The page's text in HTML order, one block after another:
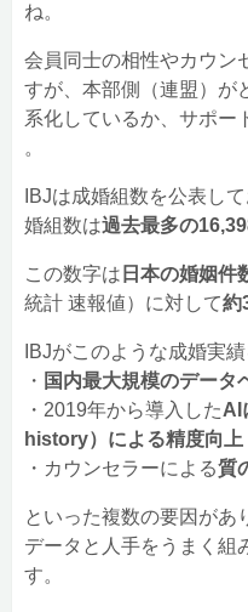
ね。
会員同士の相性やカウン
すが、本部側（連盟）が
系化しているか、サポー
。
IBJは成婚組数を公表し
婚組数は過去最多の
この数字は 日本の婚姻件
統計 速報値）に対して約
IBJがこのような成婚実
・ 国内最大規模のデータ
・2019年から導入したAI
history）による精度向上
・カウンセラーによる質
といった複数の要因があ
データと人手をうまく組
す。